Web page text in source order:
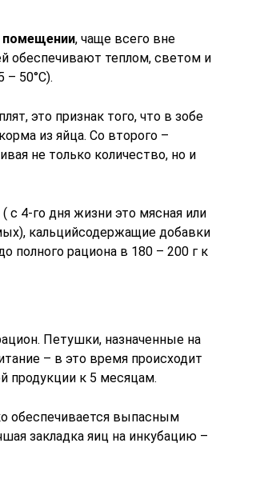
помещении, чаще всего вне
обеспечивают теплом, светом и
– 50°С).
это признак того, что в зобе
из яйца. Со второго –
не только количество, но и
( с 4-го дня жизни это мясная или
кальцийсодержащие добавки
полного рациона в 180 – 200 г к
Петушки, назначенные на
– в это время происходит
продукции к 5 месяцам.
обеспечивается выпасным
закладка яиц на инкубацию –